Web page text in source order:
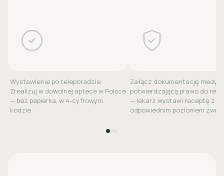
Wystawienie po teleporadzie.
Zrealizuj w dowolnej aptece w Polsce
— bez papierka, w 4-cyfrowym
kodzie.
Załącz dokumentację
potwierdzającą prawo do
— lekarz wystawi receptę z
odpowiednim poziomem